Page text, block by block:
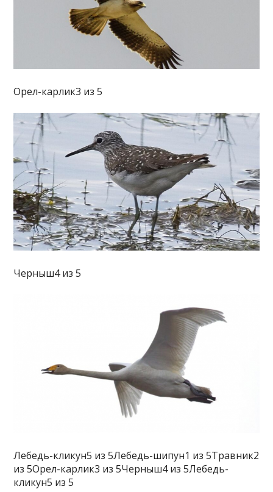
Орел-карлик3 из 5
Черныш4 из 5
Лебедь-кликун5 из 5Лебедь-шипун1 из 5Травник2
из 5Орел-карлик3 из 5Черныш4 из 5Лебедь-
кликун5 из 5